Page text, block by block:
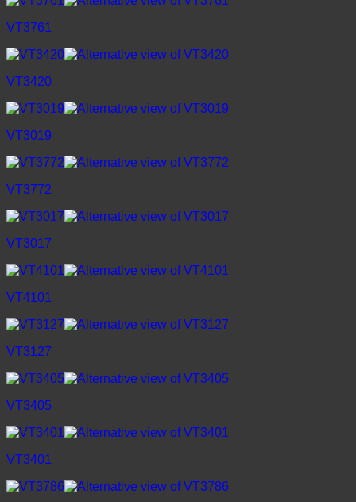
VT3761
VT3420
VT3019
VT3772
VT3017
VT4101
VT3127
VT3405
VT3401